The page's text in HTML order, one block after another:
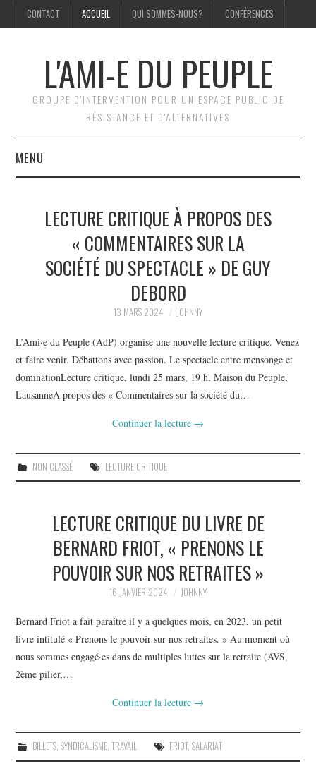
CONTACT ACCUEIL QUI SOMMES-NOUS? CONFÉRENCES
L'AMI-E DU PEUPLE
GROUPE D'INTERVENTION POUR UN ESPACE PUBLIC DE
RÉSISTANCE ET D'ALTERNATIVES
MENU
BILLETS
CAMPAGNES
CAHIERS DE COMBAT
SUBSIDES LAMAL, NOTRE
DROIT
LECTURE CRITIQUE À PROPOS DES
« COMMENTAIRES SUR LA
SOCIÉTÉ DU SPECTACLE » DE GUY
DEBORD
13 MARS 2024 JOHNNY
L’Ami·e du Peuple (AdP) organise une nouvelle lecture critique. Venez
et faire venir. Débattons avec passion. Le spectacle entre mensonge et
dominationLecture critique, lundi 25 mars, 19 h, Maison du Peuple,
LausanneA propos des « Commentaires sur la société du…
Continuer la lecture →
NON CLASSÉ LECTURE CRITIQUE
LECTURE CRITIQUE DU LIVRE DE
BERNARD FRIOT, « PRENONS LE
POUVOIR SUR NOS RETRAITES »
16 JANVIER 2024 JOHNNY
Bernard Friot a fait paraître il y a quelques mois, en 2023, un petit
livre intitulé « Prenons le pouvoir sur nos retraites. » Au moment où
nous sommes engagé·es dans de multiples luttes sur la retraite (AVS,
2ème pilier,…
Continuer la lecture →
BILLETS, SYNDICALISME, TRAVAIL FRIOT, SALARIAT